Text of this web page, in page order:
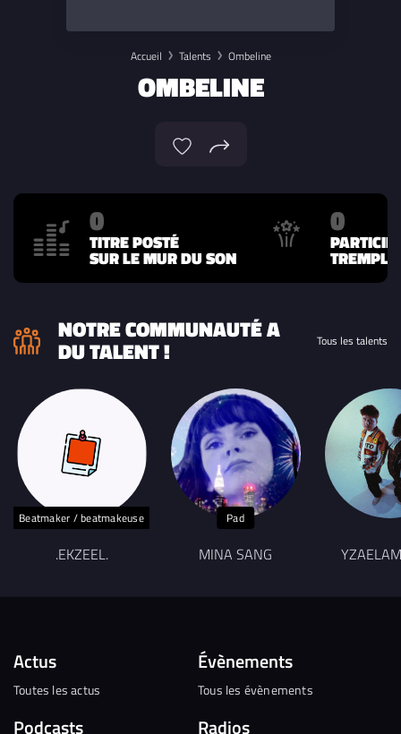
Accueil Talents Ombeline
OMBELINE
0
TITRE POSTÉ
SUR LE MUR DU SON
0
NOTRE COMMUNAUTÉ A
DU TALENT ! Tous les talents
Beatmaker / beatmakeuse
.EKZEEL.
Pad
MINA SANG
Actus
Toutes les actus
Podcasts
Évènements
Tous les évènements
Radios